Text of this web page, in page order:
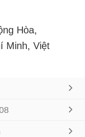
Hòa,
Minh, Việt